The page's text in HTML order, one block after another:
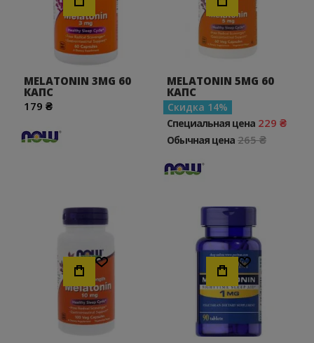
MELATONIN 3MG 60
КАПС
179 ₴
MELATONIN 5MG 60
КАПС
Скидка 14
Специальная цена 229 ₴
Обычная цена 265 ₴
Хочу! Хочу!